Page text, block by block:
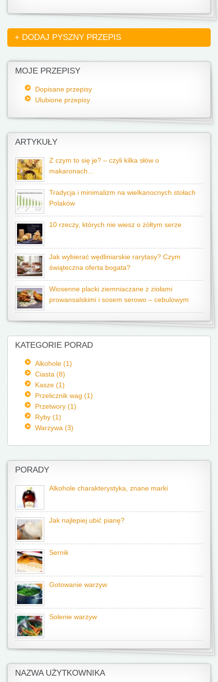
+ DODAJ PYSZNY PRZEPIS
MOJE PRZEPISY
Dopisane przepisy
Ulubione przepisy
ARTYKUŁY
Z czym to się je? – czyli kilka słów o
makaronach…
Tradycja i minimalizm na wielkanocnych stołach
Polaków
10 rzeczy, których nie wiesz o żółtym serze
Jak wybierać wędliniarskie rarytasy? Czym
świąteczna oferta bogata?
Wiosenne placki ziemniaczane z ziołami
prowansalskimi i sosem serowo – cebulowym
KATEGORIE PORAD
Alkohole (1)
Ciasta (8)
Kasze (1)
Przelicznik wag (1)
Przetwory (1)
Ryby (1)
Warzywa (3)
PORADY
Alkohole charakterystyka, znane marki
Jak najlepiej ubić pianę?
Sernik
Gotowanie warzyw
Solenie warzyw
NAZWA UŻYTKOWNIKA